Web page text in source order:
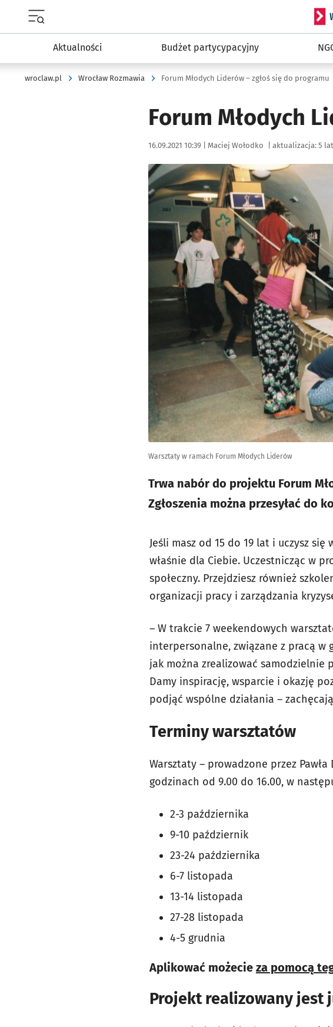
Aktualności Budżet partycypacyjny
wroclaw.pl Wrocław Rozmawia Forum Młodych Liderów – zgłoś się do programu
Forum Młodych
Data publikacji:
16.09.2021 10:39 | Autor:
Maciej Wołodko aktualizacja: 5
Kliknij, aby powiększyć
Warsztaty w ramach Forum Młodych Liderów
Trwa nabór do projektu Forum
Zgłoszenia można przesyłać do
Jeśli masz od 15 do 19 lat i uczysz
właśnie dla Ciebie. Uczestnicząc w
społeczny. Przejdziesz również
organizacji pracy i zarządzania
– W trakcie 7 weekendowych
interpersonalne, związane z pracą w
jak można zrealizować samodzielnie
Damy inspirację, wsparcie i okazję
podjąć wspólne działania –
Terminy warsztatów
Warsztaty – prowadzone przez
godzinach od 9.00 do 16.00, w
2-3 października
9-10 październik
23-24 października
6-7 listopada
13-14 listopada
27-28 listopada
4-5 grudnia
Aplikować możecie za pomocą
Projekt realizowany jest